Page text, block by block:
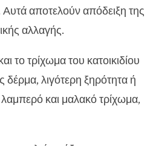
Αυτά αποτελούν απόδειξη της
αλλαγής.
το τρίχωμα του κατοικιδίου
δέρμα, λιγότερη ξηρότητα ή
και μαλακό τρίχωμα,